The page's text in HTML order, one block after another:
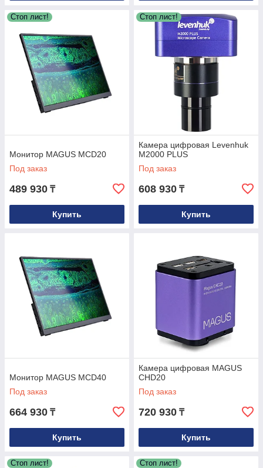
Стоп лист!
Монитор MAGUS MCD20
Под заказ
489 930 ₸
Купить
Стоп лист!
Камера цифровая Levenhuk
M2000 PLUS
Под заказ
608 930 ₸
Купить
Монитор MAGUS MCD40
Под заказ
664 930 ₸
Купить
Камера цифровая MAGUS
CHD20
Под заказ
720 930 ₸
Купить
Стоп лист! Стоп лист!